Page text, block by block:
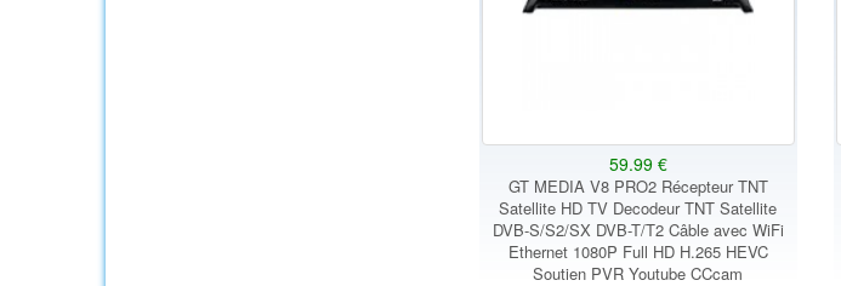
59.99 €
GT MEDIA V8 PRO2 Récepteur TNT
Satellite HD TV Decodeur TNT Satellite
DVB-S/S2/SX DVB-T/T2 Câble avec WiFi
Ethernet 1080P Full HD H.265 HEVC
Soutien PVR Youtube CCcam